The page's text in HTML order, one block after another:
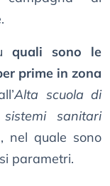
quali sono le
prime in zona
Alta scuola di
sanitari
nel quale sono
parametri.